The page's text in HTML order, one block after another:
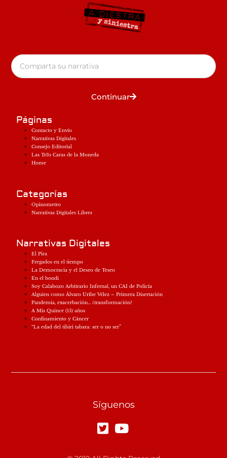
Continuar
Páginas
Contacto y Envío
Narrativas Digitales
Consejo Editorial
Las Tr3s Caras de la Moneda
Home
Categorías
Opinometro
Narrativas Digitales Libres
Narrativas Digitales
El Pira
Fregados en el tiempo
La Democracia y el Deseo de Teseo
En el bondi
Soy Calabozo Arbitrario Infernal, un CAI de Policía
Alguien como Álvaro Uribe Vélez – Primera Disertación
Pandemia, exacerbación… ¿transformación?
A Mis Quince (15) años
Confinamiento y Cáncer
“La edad del tibiri tabara: ser o no ser”
Síguenos